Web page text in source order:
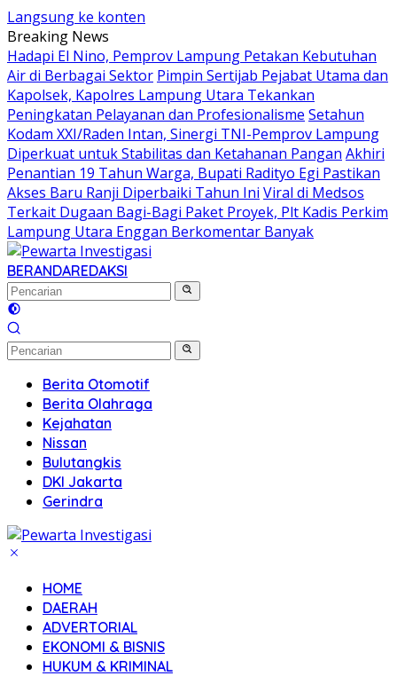
Langsung ke konten
Breaking News
Hadapi El Nino, Pemprov Lampung Petakan Kebutuhan
Air di Berbagai Sektor Pimpin Sertijab Pejabat Utama dan
Kapolsek, Kapolres Lampung Utara Tekankan
Peningkatan Pelayanan dan Profesionalisme Setahun
Kodam XXI/Raden Intan, Sinergi TNI-Pemprov Lampung
Diperkuat untuk Stabilitas dan Ketahanan Pangan Akhiri
Penantian 19 Tahun Warga, Bupati Radityo Egi Pastikan
Akses Baru Ranji Diperbaiki Tahun Ini Viral di Medsos
Terkait Dugaan Bagi-Bagi Paket Proyek, Plt Kadis Perkim
Lampung Utara Enggan Berkomentar Banyak
BERANDAREDAKSI
Berita Otomotif
Berita Olahraga
Kejahatan
Nissan
Bulutangkis
DKI Jakarta
Gerindra
HOME
DAERAH
ADVERTORIAL
EKONOMI & BISNIS
HUKUM & KRIMINAL